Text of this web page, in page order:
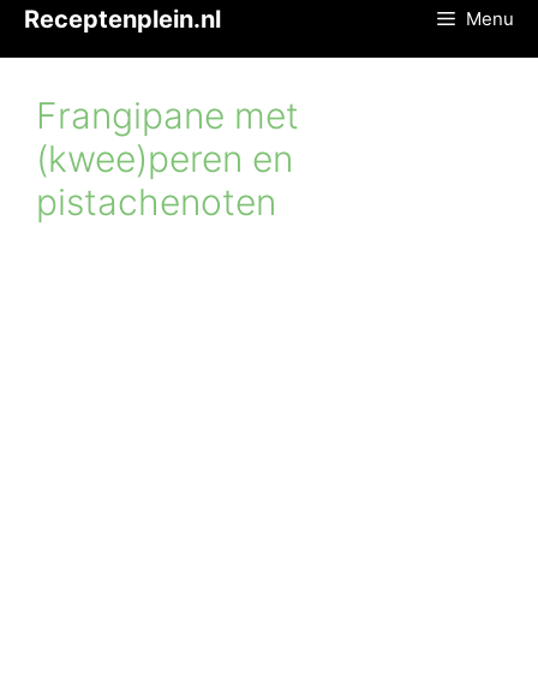
inhoud
Receptenplein.nl Menu
Frangipane met
(kwee)peren en
pistachenoten